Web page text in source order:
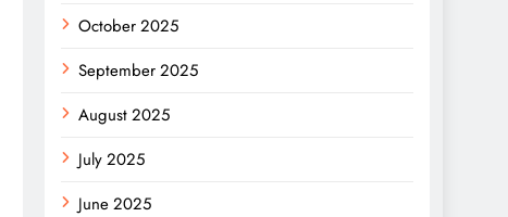
October 2025
September 2025
August 2025
July 2025
June 2025